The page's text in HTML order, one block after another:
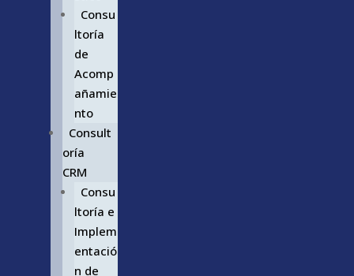
Consu
ltoría
de
Acomp
añamie
nto
Consult
oría
CRM
Consu
ltoría e
Implem
entació
n de